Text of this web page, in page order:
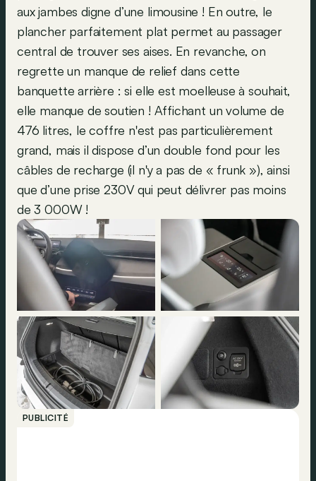
aux jambes digne d’une limousine ! En outre, le
plancher parfaitement plat permet au passager
central de trouver ses aises. En revanche, on
regrette un manque de relief dans cette
banquette arrière : si elle est moelleuse à souhait,
elle manque de soutien ! Affichant un volume de
476 litres, le coffre n'est pas particulièrement
grand, mais il dispose d’un double fond pour les
câbles de recharge (il n'y a pas de « frunk »), ainsi
que d’une prise 230V qui peut délivrer pas moins
de 3 000W !
PUBLICITÉ